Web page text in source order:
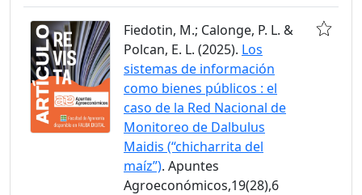
Fiedotin, M.; Calonge, P. L. &
Polcan, E. L. (2025). Los
sistemas de información
como bienes públicos : el
caso de la Red Nacional de
Monitoreo de Dalbulus
Maidis (“chicharrita del
maíz”). Apuntes
Agroeconómicos,19(28),6